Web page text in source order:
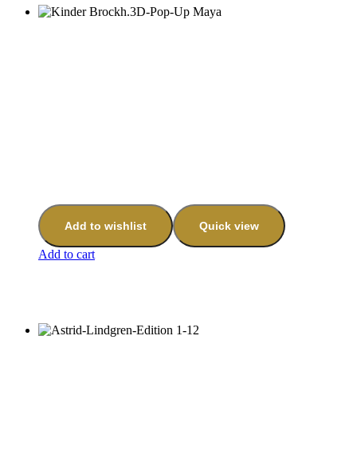
Add to wishlist Quick view
Add to cart